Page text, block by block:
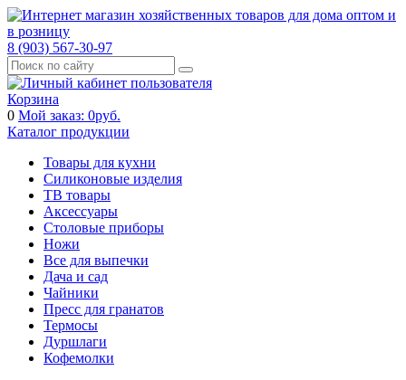
8 (903) 567-30-97
Корзина
0 Мой заказ: 0руб.
Каталог продукции
Товары для кухни
Силиконовые изделия
ТВ товары
Аксессуары
Столовые приборы
Ножи
Все для выпечки
Дача и сад
Чайники
Пресс для гранатов
Термосы
Дуршлаги
Кофемолки